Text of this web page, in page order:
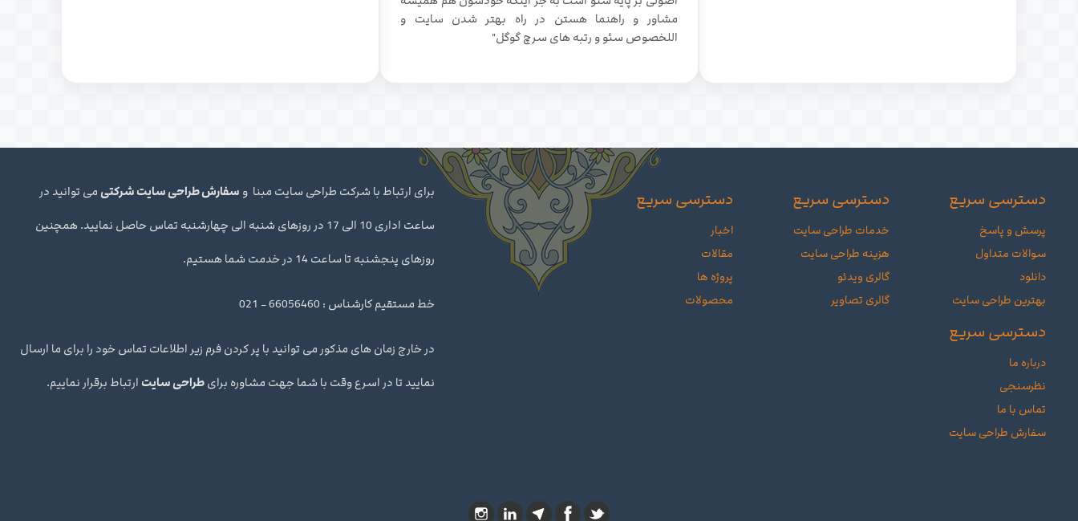
مشاور و راهنما هستن در راه بهتر شدن سایت و
اللخصوص سئو و رتبه های سرچ گوگل"
دسترسی سریع
پرسش و پاسخ
سوالات متداول
دانلود
بهترین طراحی سایت
دسترسی سریع
خدمات طراحی سایت
هزینه طراحی سایت
گالری ویدئو
گالری تصاویر
دسترسی سریع
اخبار
مقالات
پروژه ها
محصولات
دسترسی سریع
درباره ما
نظرسنجی
تماس با ما
سفارش طراحی سایت
برای ارتباط با شرکت طراحی سایت مبنا و سفارش طراحی سایت شرکتیمی توانید در
ساعت اداری 10 الی 17 در روزهای شنبه الی چهارشنبه تماس حاصل نمایید. همچنین
روزهای پنجشنبه تا ساعت 14 در خدمت شما هستیم.
خط مستقیم کارشناس : 66056460 - 021
در خارج زمان های مذکور می توانید با پر کردن فرم زیر اطلاعات تماس خود را برای ما ارسال
نمایید تا در اسرع وقت با شما جهت مشاوره برای طراحی سایت ارتباط برقرار نماییم.